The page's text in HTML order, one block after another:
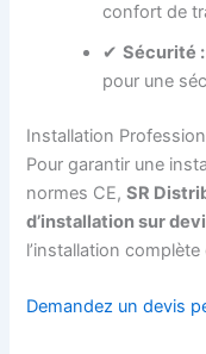
confort de
✔Sécurité :
pour une
Installation
Pour garantir une
normes CE,SR
d’installation sur
l’installation
Demandez un devis